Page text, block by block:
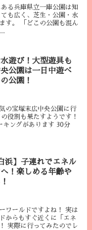
る兵庫県立一庫公園は知
も広く、芝生・公園・水
す。 「どこの公園も混ん
遊び！大型遊具も
公園は一日中遊べ
公園！
の宝塚末広中央公園に行
役割も果たすようです！
キングがあります 30分
浜】子連れでエネル
！楽しめる年齢や
ワールドですよね！ 実は
からもすぐ近くに「エネ
実際に行ってみたのでレ